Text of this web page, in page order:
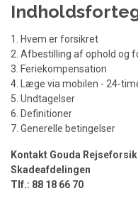
1. Hvem er forsikret
2. Afbestilling af ophold og
3. Feriekompensation
4. Læge via mobilen - 24-
5. Undtagelser
6. Definitioner
7. Generelle betingelser
Kontakt Gouda
Skadeafdelingen
Tlf.: 88 18 66 70